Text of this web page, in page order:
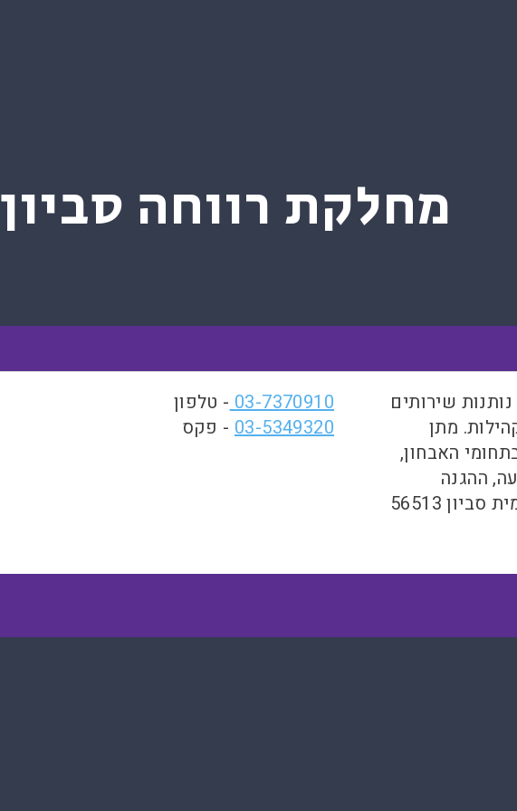
מחלקת רווחה סביון
שירותים
מתן
האבחון,
ההגנה
והשיקום. כתובת- מועצה מקומית סביון 56513
03-7370910- טלפון
03-5349320 - פקס